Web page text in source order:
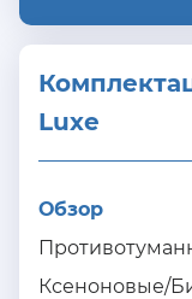
Luxe
Обзор
Ксеноновые/